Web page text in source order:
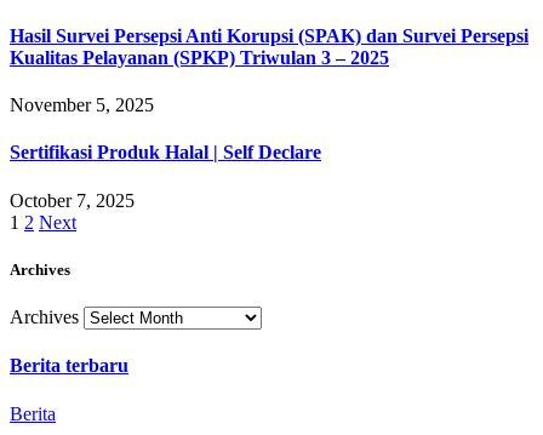
Hasil Survei Persepsi Anti Korupsi (SPAK) dan Survei Persepsi
Kualitas Pelayanan (SPKP) Triwulan 3 – 2025
November 5, 2025
Sertifikasi Produk Halal | Self Declare
October 7, 2025
1 2 Next
Archives
Archives
Berita terbaru
Berita